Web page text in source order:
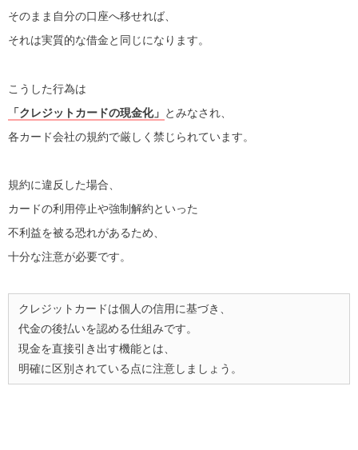
そのまま自分の口座へ移せれば、
それは実質的な借金と同じになります。
こうした行為は
「クレジットカードの現金化」 とみなされ、
各カード会社の規約で厳しく禁じられています。
規約に違反した場合、
カードの利用停止や強制解約といった
不利益を被る恐れがあるため、
十分な注意が必要です。
クレジットカードは個人の信用に基づき、
代金の後払いを認める仕組みです。
現金を直接引き出す機能とは、
明確に区別されている点に注意しましょう。